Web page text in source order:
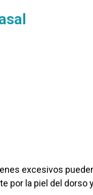
excesivos
por la piel del dorso